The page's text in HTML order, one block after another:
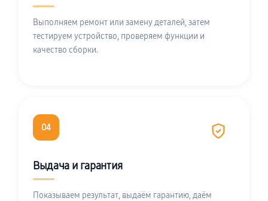
Выполняем ремонт или замену деталей, затем
тестируем устройство, проверяем функции и
качество сборки.
04
Выдача и гарантия
Показываем результат, выдаём гарантию, даём